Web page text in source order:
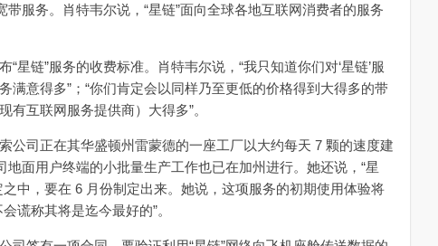
带服务。肖特韦尔说，“星链”面向全球各地互联网消费者的服务
链”服务的收费标准。肖特韦尔说，“我只知道你们对‘星链’服
满意得多”；“你们肯定会以同样乃至更低的价格得到大得多的带
互联网服务提供商）大得多”。
司正在其华盛顿州雷蒙德的一座工厂以大约每天 7 颗的速度建
地面用户终端的小批量生产工作也已在加州进行。她还说，“星
中，要在 6 月份制定出来。她说，这项服务的初期使用体验将
谎称其将是迄今最好的”。